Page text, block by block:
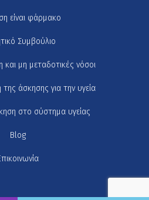
είναι φάρμακο
Συμβούλιο
μη μεταδοτικές νόσοι
άσκησης για την υγεία
στο σύστημα υγείας
Blog